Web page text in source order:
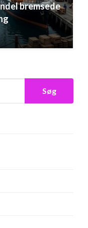
bremsede
Søg